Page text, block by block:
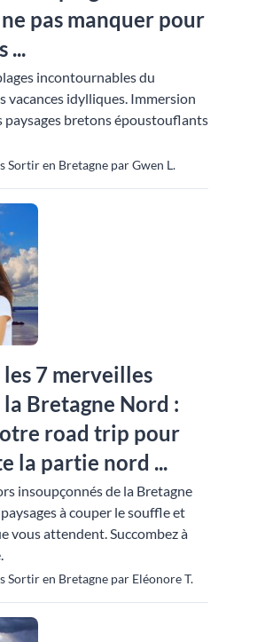
pas manquer pour
...
incontournables du
vacances idylliques. Immersion
paysages bretons époustouflants
Sortir en Bretagne par Gwen L.
7 merveilles
la Bretagne Nord :
road trip pour
la partie nord ...
insoupçonnés de la Bretagne
à couper le souffle et
vous attendent. Succombez à
Sortir en Bretagne par Eléonore T.